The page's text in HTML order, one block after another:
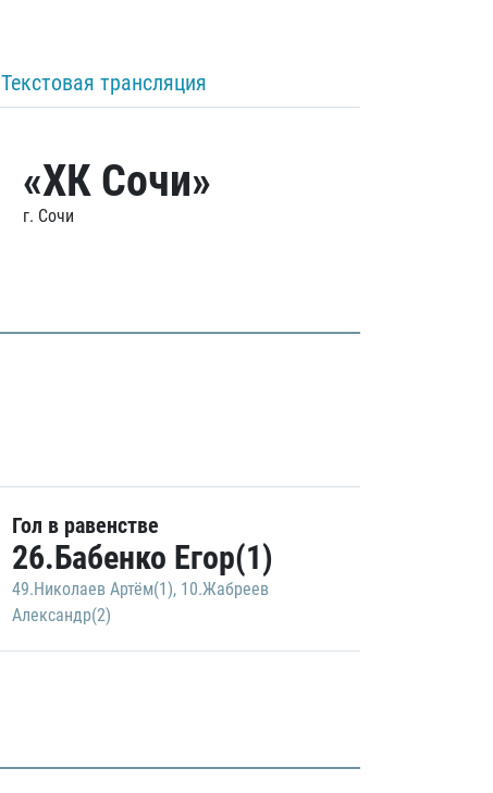
Текстовая трансляция
«ХК Сочи»
г. Сочи
Гол в равенстве
26.Бабенко Егор(1)
49.Николаев Артём(1), 10.Жабреев
Александр(2)